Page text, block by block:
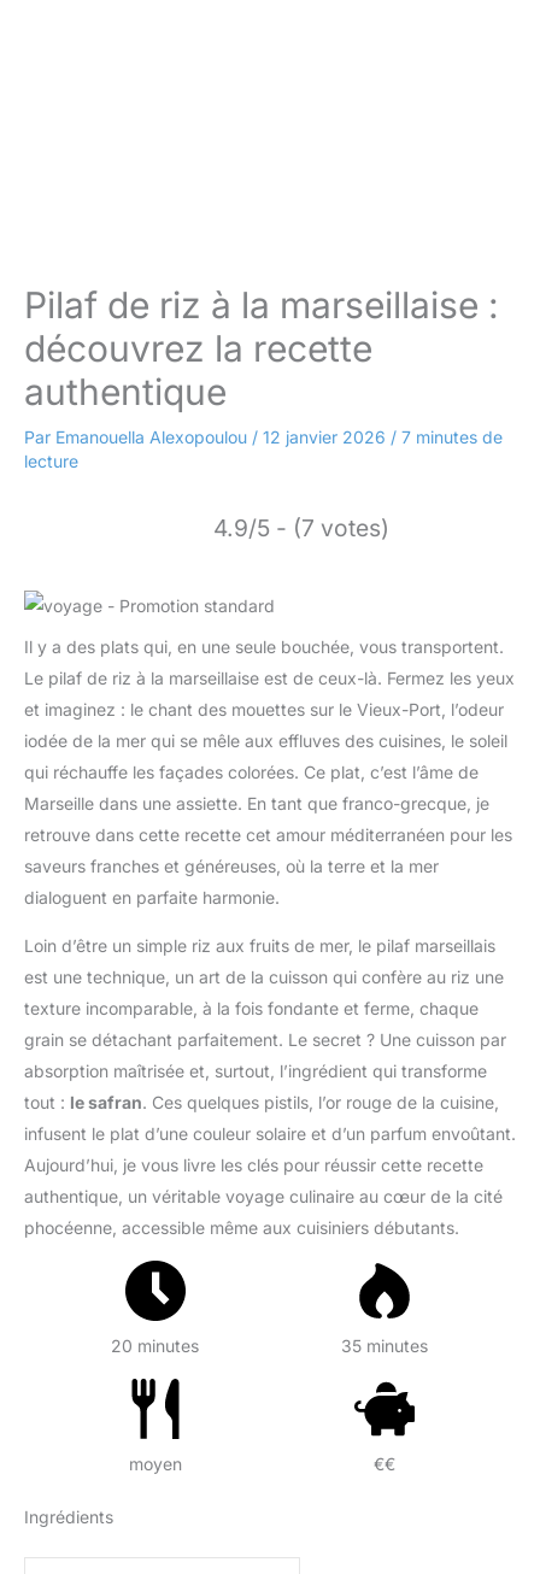
Pilaf de riz à la marseillaise :
découvrez la recette
authentique
Par Emanouella Alexopoulou / 12 janvier 2026 / 7 minutes de
lecture
4.9/5 - (7 votes)
Il y a des plats qui, en une seule bouchée, vous transportent.
Le pilaf de riz à la marseillaise est de ceux-là. Fermez les yeux
et imaginez : le chant des mouettes sur le Vieux-Port, l’odeur
iodée de la mer qui se mêle aux effluves des cuisines, le soleil
qui réchauffe les façades colorées. Ce plat, c’est l’âme de
Marseille dans une assiette. En tant que franco-grecque, je
retrouve dans cette recette cet amour méditerranéen pour les
saveurs franches et généreuses, où la terre et la mer
dialoguent en parfaite harmonie.
Loin d’être un simple riz aux fruits de mer, le pilaf marseillais
est une technique, un art de la cuisson qui confère au riz une
texture incomparable, à la fois fondante et ferme, chaque
grain se détachant parfaitement. Le secret ? Une cuisson par
absorption maîtrisée et, surtout, l’ingrédient qui transforme
tout : le safran. Ces quelques pistils, l’or rouge de la cuisine,
infusent le plat d’une couleur solaire et d’un parfum envoûtant.
Aujourd’hui, je vous livre les clés pour réussir cette recette
authentique, un véritable voyage culinaire au cœur de la cité
phocéenne, accessible même aux cuisiniers débutants.
20 minutes 35 minutes
moyen €€
Ingrédients